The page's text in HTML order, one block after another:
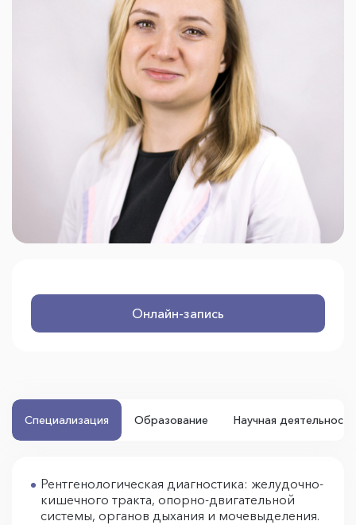
Онлайн-запись
Специализация Образование Научная деятельность
Рентгенологическая диагностика: желудочно-
кишечного тракта, опорно-двигательной
системы, органов дыхания и мочевыделения.